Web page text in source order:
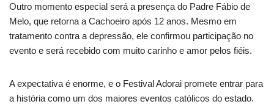
Outro momento especial será a presença do Padre Fábio de
Melo, que retorna a Cachoeiro após 12 anos. Mesmo em
tratamento contra a depressão, ele confirmou participação no
evento e será recebido com muito carinho e amor pelos fiéis.
A expectativa é enorme, e o Festival Adorai promete entrar para
a história como um dos maiores eventos católicos do estado.